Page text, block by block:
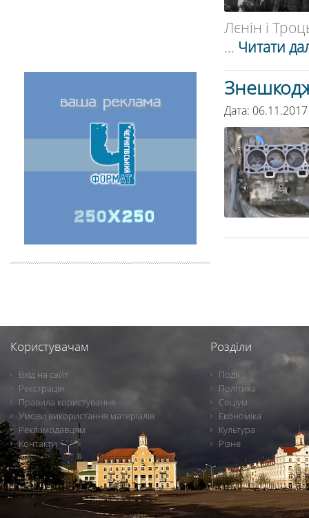
Лєнін і
... Читати
Дата:
Користувачам
Вхід на сайт
Реєстрація
Правила користування
Умови використання матеріалів
Рекламодавцям
Контакти
Розділи
Події
Політика
Соціум
Економіка
Культура
Різне